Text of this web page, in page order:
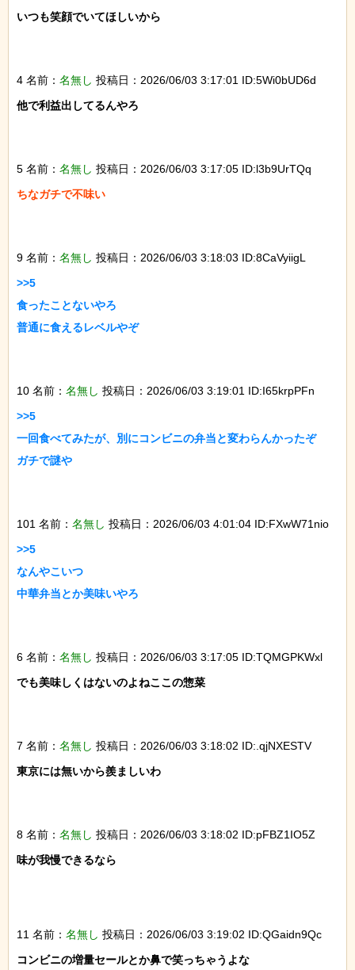
いつも笑顔でいてほしいから
4 名前： 名無し 投稿日：2026/06/03 3:17:01 ID:5Wi0bUD6d
他で利益出してるんやろ
5 名前： 名無し 投稿日：2026/06/03 3:17:05 ID:l3b9UrTQq
ちなガチで不味い
9 名前： 名無し 投稿日：2026/06/03 3:18:03 ID:8CaVyiigL
>>5
食ったことないやろ
普通に食えるレベルやぞ
10 名前： 名無し 投稿日：2026/06/03 3:19:01 ID:I65krpPFn
>>5
一回食べてみたが、別にコンビニの弁当と変わらんかったぞ
ガチで謎や
101 名前： 名無し 投稿日：2026/06/03 4:01:04 ID:FXwW71nio
>>5
なんやこいつ
中華弁当とか美味いやろ
6 名前： 名無し 投稿日：2026/06/03 3:17:05 ID:TQMGPKWxl
でも美味しくはないのよねここの惣菜
7 名前： 名無し 投稿日：2026/06/03 3:18:02 ID:.qjNXESTV
東京には無いから羨ましいわ
8 名前： 名無し 投稿日：2026/06/03 3:18:02 ID:pFBZ1IO5Z
味が我慢できるなら
11 名前： 名無し 投稿日：2026/06/03 3:19:02 ID:QGaidn9Qc
コンビニの増量セールとか鼻で笑っちゃうよな